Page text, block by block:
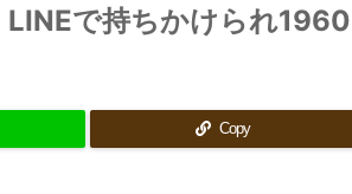
LINEで持ちかけられ1960
Copy